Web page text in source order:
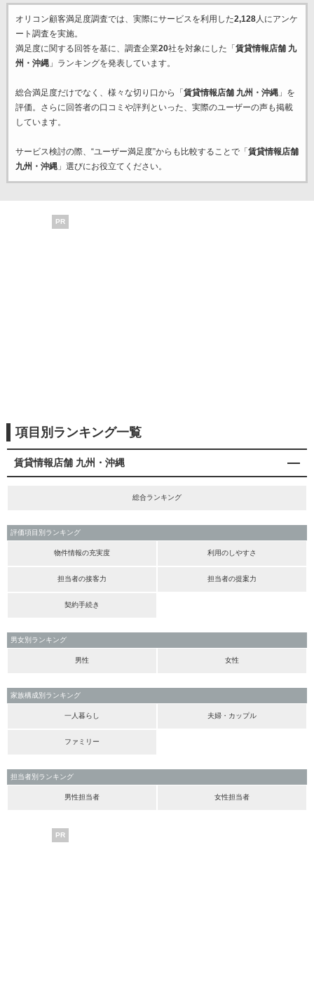
オリコン顧客満足度調査では、実際にサービスを利用した2,128人にアンケ
ート調査を実施。
満足度に関する回答を基に、調査企業20社を対象にした「 賃貸情報店舗 九
州・沖縄」ランキングを発表しています。
総合満足度だけでなく、様々な切り口から「 賃貸情報店舗 九州・沖縄」を
評価。さらに回答者の口コミや評判といった、実際のユーザーの声も掲載
しています。
サービス検討の際、“ユーザー満足度”からも比較することで「 賃貸情報店舗
九州・沖縄」選びにお役立てください。
PR
項目別ランキング一覧
賃貸情報店舗 九州・沖縄
総合ランキング
評価項目別ランキング
物件情報の充実度 利用のしやすさ
担当者の接客力 担当者の提案力
契約手続き
男女別ランキング
男性 女性
家族構成別ランキング
一人暮らし 夫婦・カップル
ファミリー
担当者別ランキング
男性担当者 女性担当者
PR